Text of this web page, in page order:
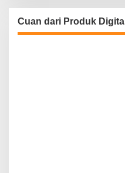
Cuan dari Produk Digital